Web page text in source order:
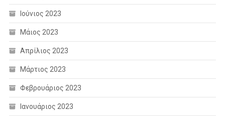
Ιούνιος 2023
Μάιος 2023
Απρίλιος 2023
Μάρτιος 2023
Φεβρουάριος 2023
Ιανουάριος 2023